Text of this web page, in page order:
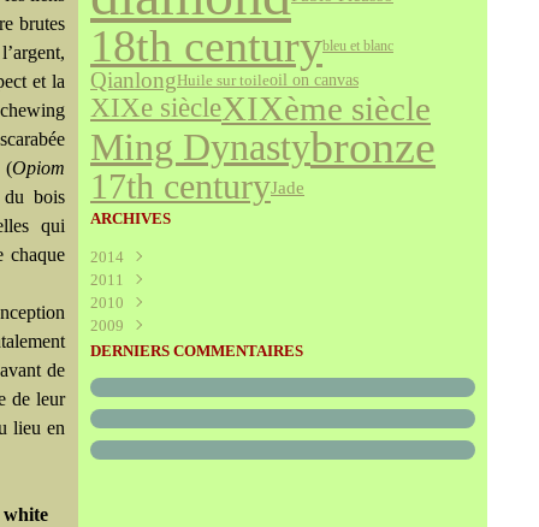
brutes
et la
(Opiom
du bois
qui
chaque
de
de leur
lieu en
white
18th centurybleu et blanc
QianlongHuile sur toileoil on canvas
XIXe siècleXIXème siècle
Ming Dynastybronze
17th centuryJade
ARCHIVES
2014
Août
2011
Juillet
Juin
Mai(340)
Mars(227)
Janvier(289)
2010
Décembre
Novembre(595)
Septembre(272)
Juillet(325)
Juin(466)
2009
Décembre(208)
Octobre(227)
Août(273)
Juillet(316)
DERNIERS COMMENTAIRES